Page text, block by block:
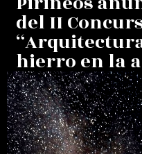
del II
hierro en la